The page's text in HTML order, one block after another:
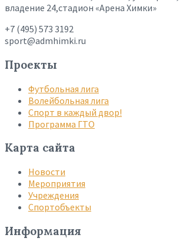
владение 24,стадион «Арена Химки»
+7 (495) 573 3192
sport@admhimki.ru
Проекты
Футбольная лига
Волейбольная лига
Спорт в каждый двор!
Программа ГТО
Карта сайта
Новости
Мероприятия
Учреждения
Спортобъекты
Информация